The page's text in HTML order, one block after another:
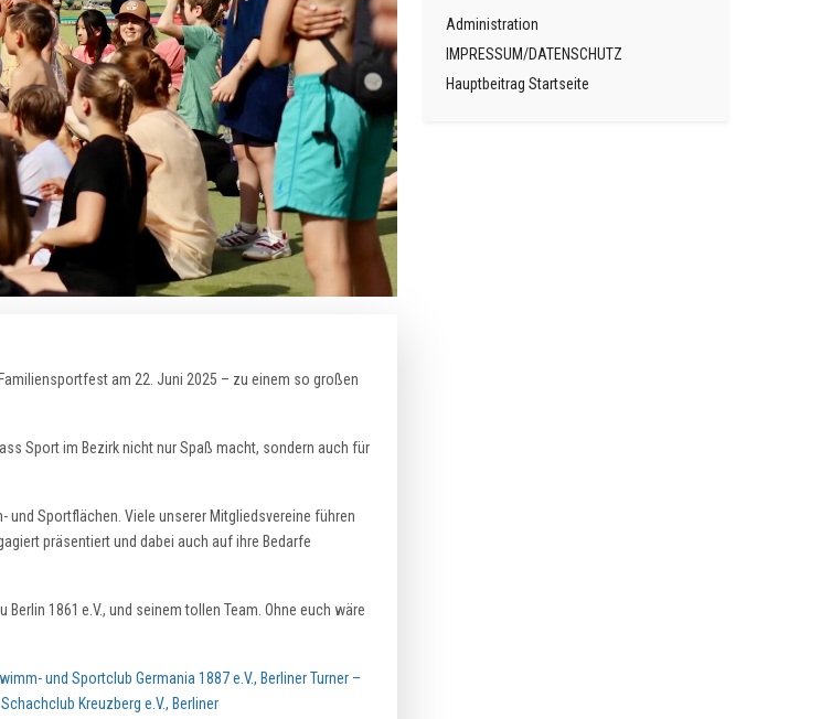
am 22. Juni 2025 – zu einem so großen
Sport im Bezirk nicht nur Spaß macht, sondern auch für
und Sportflächen. Viele unserer Mitgliedsvereine führen
präsentiert und dabei auch auf ihre Bedarfe
1861 e.V., und seinem tollen Team. Ohne euch wäre
und Sportclub Germania 1887 e.V., Berliner Turner –
Schachclub Kreuzberg e.V., Berliner
Administration
IMPRESSUM/DATENSCHUTZ
Hauptbeitrag Startseite